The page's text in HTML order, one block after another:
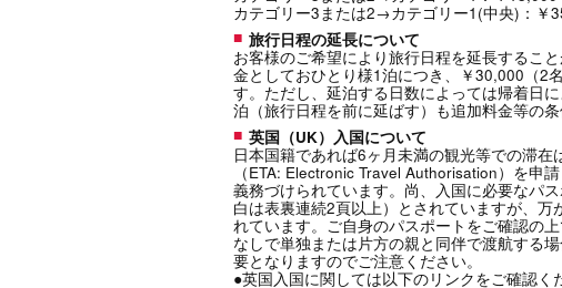
カテゴリー3または2→カテゴリー1(中央)：￥
旅行日程の延長について
お客様のご希望により旅行日程を延長するこ
金としておひとり様1泊につき、￥30,000（2
す。ただし、延泊する日数によっては帰着日
泊（旅行日程を前に延ばす）も追加料金等の
英国（UK）入国について
日本国籍であれば6ヶ月未満の観光等での滞
（ETA: Electronic Travel Authorisation）を申
義務づけられています。尚、入国に必要なパ
白は表裏連続2頁以上）とされていますが、
れています。ご自身のパスポートをご確認の
なしで単独または片方の親と同伴で渡航する
要となりますのでご注意ください。
●英国入国に関しては以下のリンクをご確認く